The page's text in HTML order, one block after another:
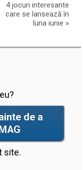
4 jocuri interesante
care se lansează în
luna iunie »
de a
site.